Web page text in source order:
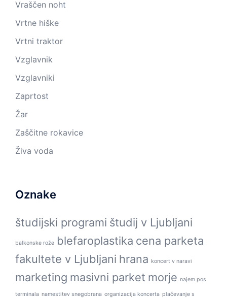
Vraščen noht
Vrtne hiške
Vrtni traktor
Vzglavnik
Vzglavniki
Zaprtost
Žar
Zaščitne rokavice
Živa voda
Oznake
študijski programi študij v Ljubljani
balkonske rože blefaroplastika cena parketa
fakultete v Ljubljani hrana koncert v naravi
marketing masivni parket morje najem pos
terminala namestitev snegobrana organizacija koncerta plačevanje s